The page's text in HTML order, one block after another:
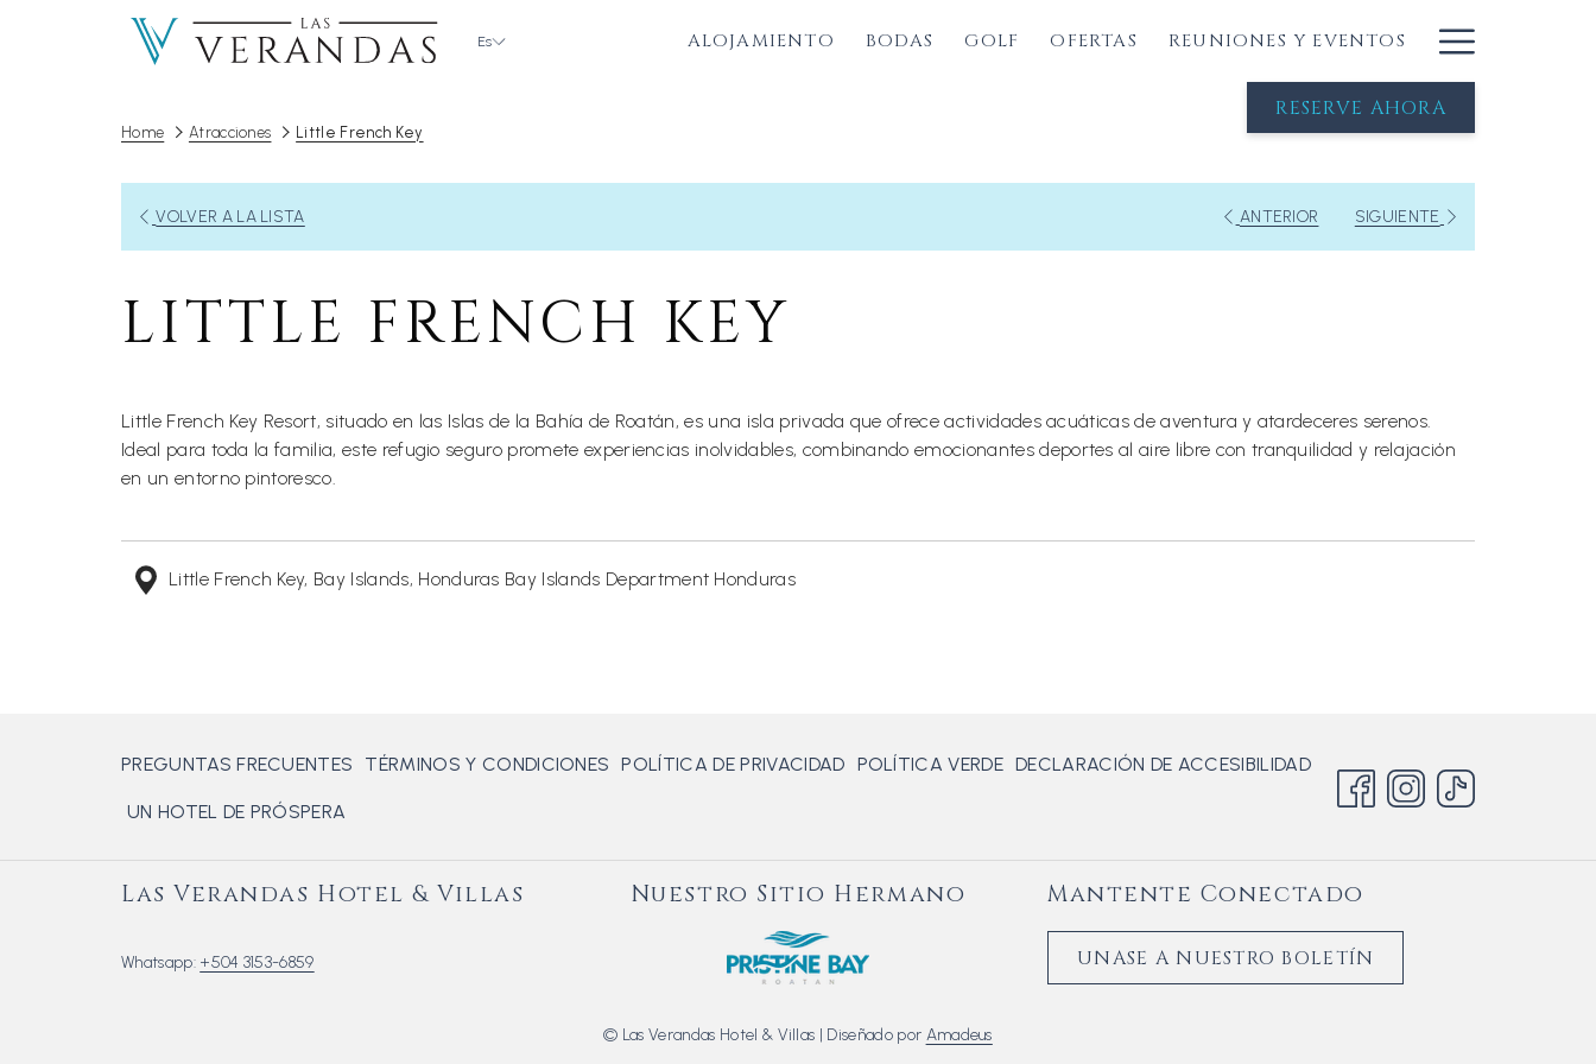
Es ALOJAMIENTO BODAS GOLF OFERTAS REUNIONES Y EVENTOS Menu
RESERVE AHORA
Home Atracciones Little French Key
VOLVER A LA LISTA
NUEVA
PESTAÑA
ANTERIOR SIGUIENTE
LITTLE FRENCH KEY
Little French Key Resort, situado en las Islas de la Bahía de Roatán, es una isla privada que ofrece actividades acuáticas de aventura y atardeceres serenos.
Ideal para toda la familia, este refugio seguro promete experiencias inolvidables, combinando emocionantes deportes al aire libre con tranquilidad y relajación
en un entorno pintoresco.
Little French Key, Bay Islands, Honduras Bay Islands Department Honduras
PREGUNTAS FRECUENTES TÉRMINOS Y CONDICIONES POLÍTICA DE PRIVACIDAD POLÍTICA VERDE DECLARACIÓN DE ACCESIBILIDAD
UN HOTEL DE PRÓSPERA
UNA
NUEVA
Las Verandas Hotel & Villas
Whatsapp: +504 3153-6859
Nuestro Sitio Hermano Mantente Conectado
UNASE A NUESTRO BOLETÍN
© Las Verandas Hotel & Villas | Diseñado por Amadeus